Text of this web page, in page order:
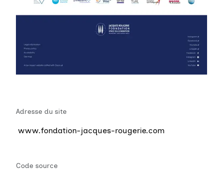
Adresse du site
www.fondation-jacques-rougerie.com
Code source